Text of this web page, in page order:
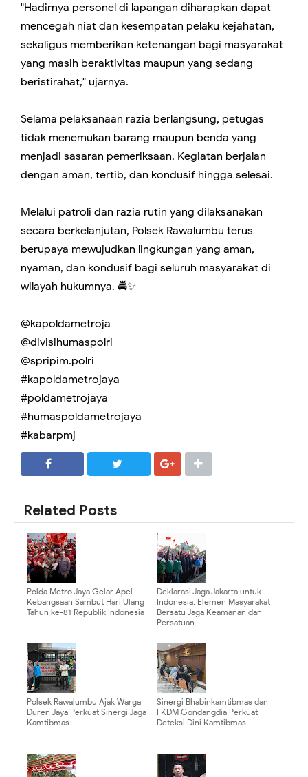
"Hadirnya personel di lapangan diharapkan dapat
mencegah niat dan kesempatan pelaku kejahatan,
sekaligus memberikan ketenangan bagi masyarakat
yang masih beraktivitas maupun yang sedang
beristirahat," ujarnya.
Selama pelaksanaan razia berlangsung, petugas
tidak menemukan barang maupun benda yang
menjadi sasaran pemeriksaan. Kegiatan berjalan
dengan aman, tertib, dan kondusif hingga selesai.
Melalui patroli dan razia rutin yang dilaksanakan
secara berkelanjutan, Polsek Rawalumbu terus
berupaya mewujudkan lingkungan yang aman,
nyaman, dan kondusif bagi seluruh masyarakat di
wilayah hukumnya. 🚔✨
@kapoldametroja
@divisihumaspolri
@spripim.polri
#kapoldametrojaya
#poldametrojaya
#humaspoldametrojaya
#kabarpmj
Related Posts
Polda Metro Jaya Gelar Apel
Kebangsaan Sambut Hari Ulang
Tahun ke-81 Republik Indonesia
Deklarasi Jaga Jakarta untuk
Indonesia, Elemen Masyarakat
Bersatu Jaga Keamanan dan
Persatuan
Polsek Rawalumbu Ajak Warga
Duren Jaya Perkuat Sinergi Jaga
Kamtibmas
Sinergi Bhabinkamtibmas dan
FKDM Gondangdia Perkuat
Deteksi Dini Kamtibmas